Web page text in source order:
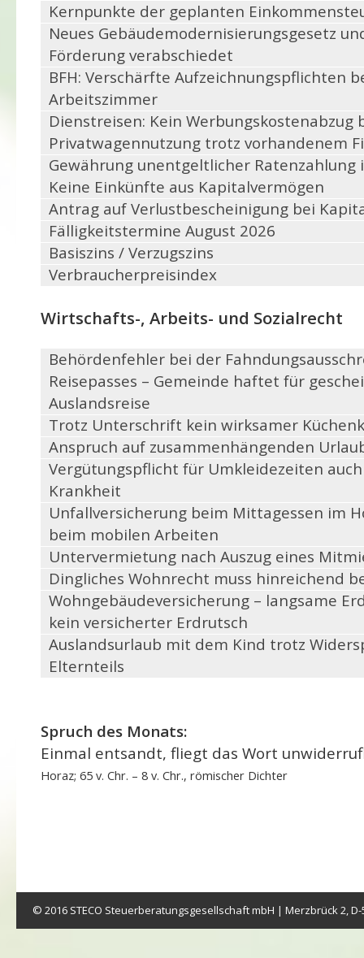
Kernpunkte der geplanten
Neues Gebäude­moderni­sierungs­gesetz
Förderung verabschiedet
BFH: Verschärfte Aufzeichnungspflichten
Arbeitszimmer
Dienstreisen: Kein Werbungskostenabzug
Privatwagennutzung trotz vorhandenem
Gewährung unentgeltlicher Ratenzahlung
Keine Einkünfte aus Kapitalvermögen
Antrag auf Verlustbescheinigung bei
Fälligkeitstermine August 2026
Basiszins / Verzugszins
Verbraucherpreisindex
Wirtschafts-, Arbeits- und Sozialrecht
Behördenfehler bei der
Reisepasses – Gemeinde haftet für
Auslandsreise
Trotz Unterschrift kein wirksamer
Anspruch auf zusammenhängenden
Vergütungspflicht für Umkleidezeiten
Krankheit
Unfallversicherung beim Mittagessen im
beim mobilen Arbeiten
Untervermietung nach Auszug eines
Dingliches Wohnrecht muss hinreichend
Wohngebäude­versicherung – langsame
kein versicherter Erdrutsch
Auslandsurlaub mit dem Kind trotz
Elternteils
Spruch des Monats:
Einmal entsandt, fliegt das Wort
Horaz; 65 v. Chr. – 8 v. Chr., römischer Dichter
© 2016 STECO Steuerberatungsgesellschaft mbH | Merzbrück 2,